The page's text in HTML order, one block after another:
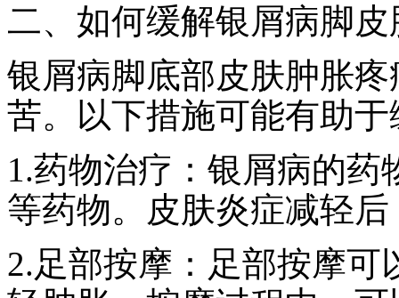
二、如何缓解银屑病脚皮
银屑病脚底部皮肤肿胀
苦。以下措施可能有助
1.药物治疗：银屑病的
等药物。皮肤炎症减轻
2.足部按摩：足部按摩